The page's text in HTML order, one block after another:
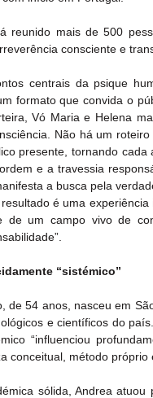
reunido mais de 500
consciente e
centrais da psique
formato que convida o
Vó Maria e Helena
Não há um
presente, tornando
e a travessia
a busca pela
é uma
de um campo vivo de
“sistémico”
de 54 anos, nasceu em
e científicos do
“influenciou
conceitual, método próprio
sólida, Andrea